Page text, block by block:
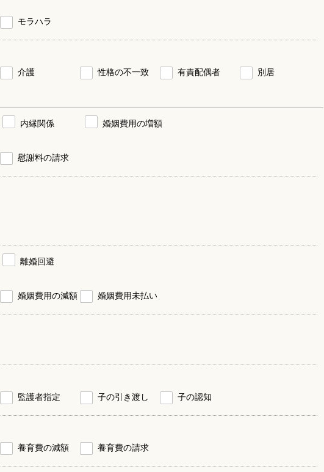
モラハラ
介護 性格の不一致 有責配偶者
別居
内縁関係
婚姻費用の増額
慰謝料の請求
離婚回避
婚姻費用の減額 婚姻費用未払い
監護者指定 子の引き渡し 子の認知
養育費の減額 養育費の請求